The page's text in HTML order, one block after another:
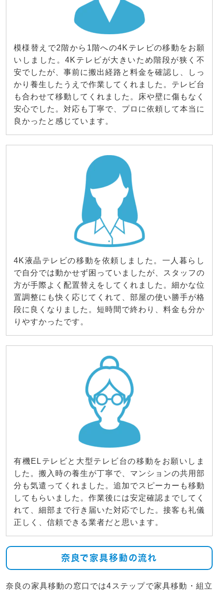
模様替えで2階から1階への4Kテレビの移動をお願
いしました。4Kテレビが大きいため階段が狭く不
安でしたが、事前に搬出経路と料金を確認し、しっ
かり養生したうえで作業してくれました。テレビ台
も合わせて移動してくれました。床や壁に傷もなく
安心でした。対応も丁寧で、プロに依頼して本当に
良かったと感じています。
4K液晶テレビの移動を依頼しました。一人暮らし
で自分では動かせず困っていましたが、スタッフの
方が手際よく配置替えをしてくれました。細かな位
置調整にも快く応じてくれて、部屋の使い勝手が格
段に良くなりました。短時間で終わり、料金も分か
りやすかったです。
有機ELテレビと大型テレビ台の移動をお願いしま
した。搬入時の養生が丁寧で、マンションの共用部
分も気遣ってくれました。追加でスピーカーも移動
してもらいました。作業後には安定確認までしてく
れて、細部まで行き届いた対応でした。接客も礼儀
正しく、信頼できる業者だと思います。
奈良で家具移動の流れ
奈良の家具移動の窓口では4ステップで家具移動・組立